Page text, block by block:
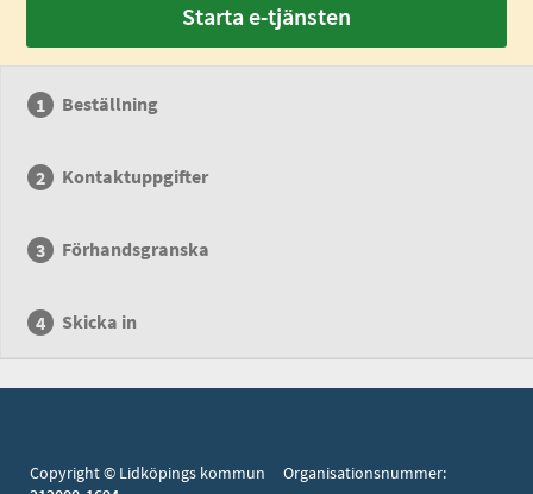
Starta e-tjänsten
Beställning
Kontaktuppgifter
Förhandsgranska
Skicka in
Copyright © Lidköpings kommun Organisationsnummer: